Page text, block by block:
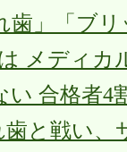
歯」「ブ
メディカ
い 合格者
歯と戦い